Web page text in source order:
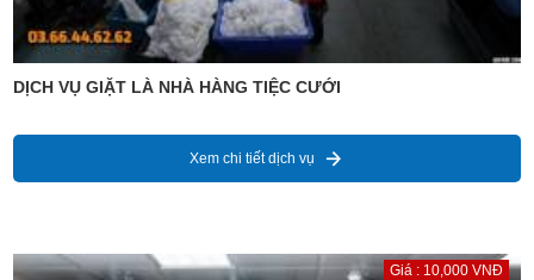
DỊCH VỤ GIẶT LÀ NHÀ HÀNG TIỆC CƯỚI
Xem chi tiết dịch vụ
Giá : 10,000 VNĐ